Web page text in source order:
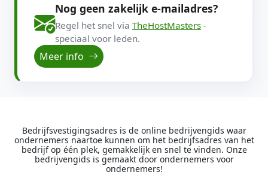
Nog geen zakelijk e-mailadres?
Regel het snel via TheHostMasters -
speciaal voor leden.
Meer info
Bedrijfsvestigingsadres is de online bedrijvengids waar
ondernemers naartoe kunnen om het bedrijfsadres van het
bedrijf op één plek, gemakkelijk en snel te vinden. Onze
bedrijvengids is gemaakt door ondernemers voor
ondernemers!